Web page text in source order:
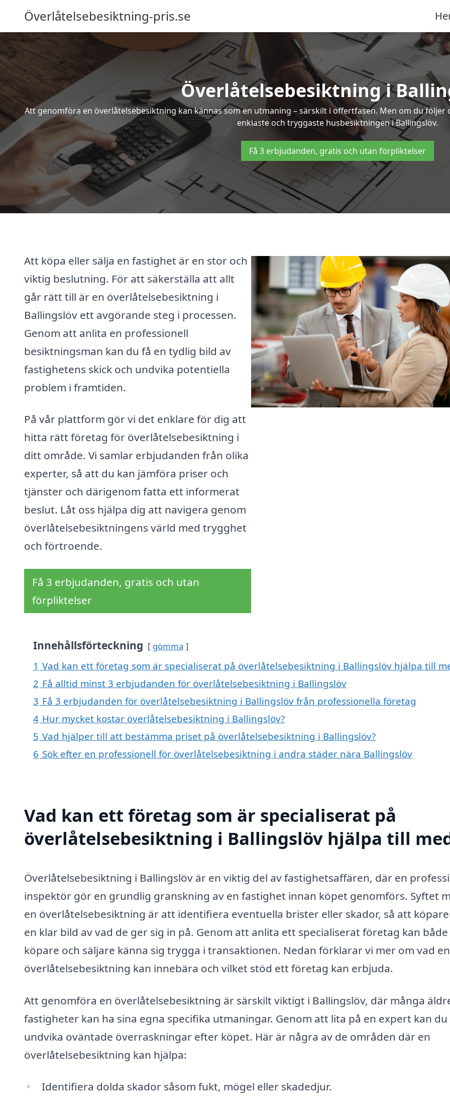
Överlåtelsebesiktning-pris.se
Överlåtelsebesiktning i
Att genomföra en överlåtelsebesiktning kan kännas som en utmaning – särskilt i offertfasen. Men om du
enklaste och tryggaste husbesiktningen i Ballingslöv.
Få 3 erbjudanden, gratis och utan förpliktelser
Att köpa eller sälja en fastighet är en stor och
viktig beslutning. För att säkerställa att allt
går rätt till är en överlåtelsebesiktning i
Ballingslöv ett avgörande steg i processen.
Genom att anlita en professionell
besiktningsman kan du få en tydlig bild av
fastighetens skick och undvika potentiella
problem i framtiden.
På vår plattform gör vi det enklare för dig att
hitta rätt företag för överlåtelsebesiktning i
ditt område. Vi samlar erbjudanden från olika
experter, så att du kan jämföra priser och
tjänster och därigenom fatta ett informerat
beslut. Låt oss hjälpa dig att navigera genom
överlåtelsebesiktningens värld med trygghet
och förtroende.
Få 3 erbjudanden, gratis och utan
förpliktelser
Innehållsförteckning gömma
1 Vad kan ett företag som är specialiserat på överlåtelsebesiktning i Ballingslöv hjälpa till
2 Få alltid minst 3 erbjudanden för överlåtelsebesiktning i Ballingslöv
3 Få 3 erbjudanden för överlåtelsebesiktning i Ballingslöv från professionella företag
4 Hur mycket kostar överlåtelsebesiktning i Ballingslöv?
5 Vad hjälper till att bestämma priset på överlåtelsebesiktning i Ballingslöv?
6 Sök efter en professionell för överlåtelsebesiktning i andra städer nära Ballingslöv
Vad kan ett företag som är specialiserat på
överlåtelsebesiktning i Ballingslöv hjälpa till
Överlåtelsebesiktning i Ballingslöv är en viktig del av fastighetsaffären, där en
inspektör gör en grundlig granskning av en fastighet innan köpet genomförs. Syftet
en överlåtelsebesiktning är att identifiera eventuella brister eller skador, så att
en klar bild av vad de ger sig in på. Genom att anlita ett specialiserat företag kan både
köpare och säljare känna sig trygga i transaktionen. Nedan förklarar vi mer om vad en
överlåtelsebesiktning kan innebära och vilket stöd ett företag kan erbjuda.
Att genomföra en överlåtelsebesiktning är särskilt viktigt i Ballingslöv, där många
fastigheter kan ha sina egna specifika utmaningar. Genom att lita på en expert kan du
undvika oväntade överraskningar efter köpet. Här är några av de områden där en
överlåtelsebesiktning kan hjälpa:
Identifiera dolda skador såsom fukt, mögel eller skadedjur.